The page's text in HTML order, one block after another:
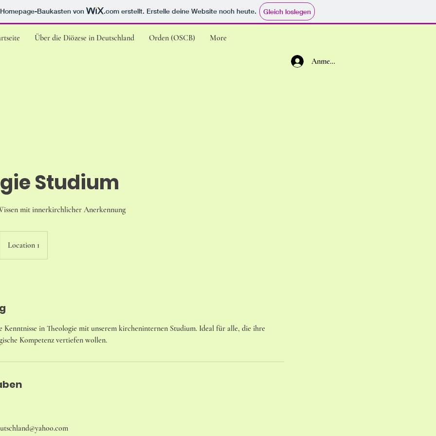
Baukasten von .com erstellt. Erstelle deine Website noch heute. Gleich loslegen
Über die Diözese in Deutschland Orden (OSCB) More
Anmelden
Studium
mit innerkirchlicher Anerkennung
Location 1
Kenntnisse in Theologie mit unserem kircheninternen Studium. Ideal für alle, die ihre
Kompetenz vertiefen wollen.